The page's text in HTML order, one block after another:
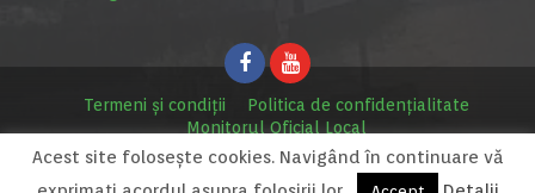
Termeni și condiții
Politica de confidențialitate
Monitorul Oficial Local
© Primăria Roata de Jos, 2020. Site realizat de MediaDigi.ro
Acest site foloseşte cookies. Navigând în continuare vă